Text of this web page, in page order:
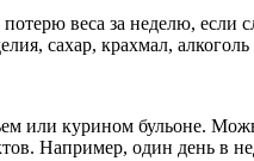
веса за неделю, если
сахар, крахмал,
курином бульоне.
Например, один день в